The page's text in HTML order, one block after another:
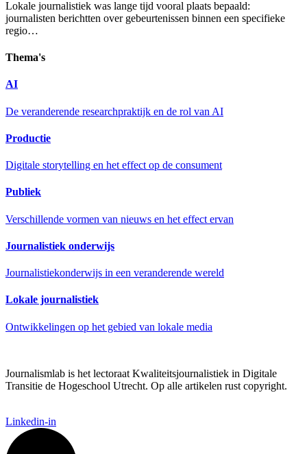
Lokale journalistiek was lange tijd vooral plaats bepaald:
journalisten berichtten over gebeurtenissen binnen een specifieke
regio…
Thema's
AI
De veranderende researchpraktijk en de rol van AI
Productie
Digitale storytelling en het effect op de consument
Publiek
Verschillende vormen van nieuws en het effect ervan
Journalistiek onderwijs
Journalistiekonderwijs in een veranderende wereld
Lokale journalistiek
Ontwikkelingen op het gebied van lokale media
Journalismlab is het lectoraat Kwaliteitsjournalistiek in Digitale
Transitie de Hogeschool Utrecht. Op alle artikelen rust copyright.
Linkedin-in